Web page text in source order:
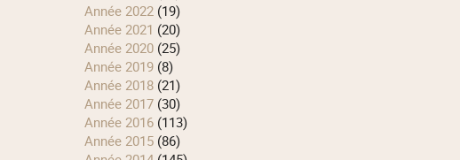
année 2022(19)
année 2021 (20)
année 2020(25)
année 2019(8)
année 2018(21)
année 2017(30)
année 2016(113)
année 2015(86)